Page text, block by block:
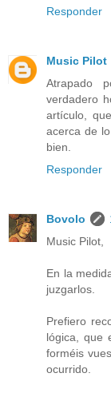
Responder
Music Pilot
Atrapado
verdadero
artículo,
acerca de
bien.
Responder
Bovolo
Music Pilot,
En la
juzgarlos.
Prefiero
lógica, que
forméis
ocurrido.